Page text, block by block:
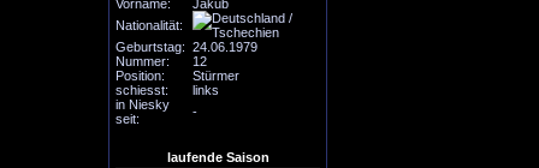
Vorname:
Jakub
Nationalität:
Geburtstag: 24.06.1979
Nummer:
12
Position:
Stürmer
schiesst:
links
in Niesky
seit:
-
laufende Saison